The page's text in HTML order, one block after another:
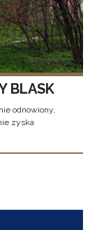
BLASK
odnowiony,
zyska